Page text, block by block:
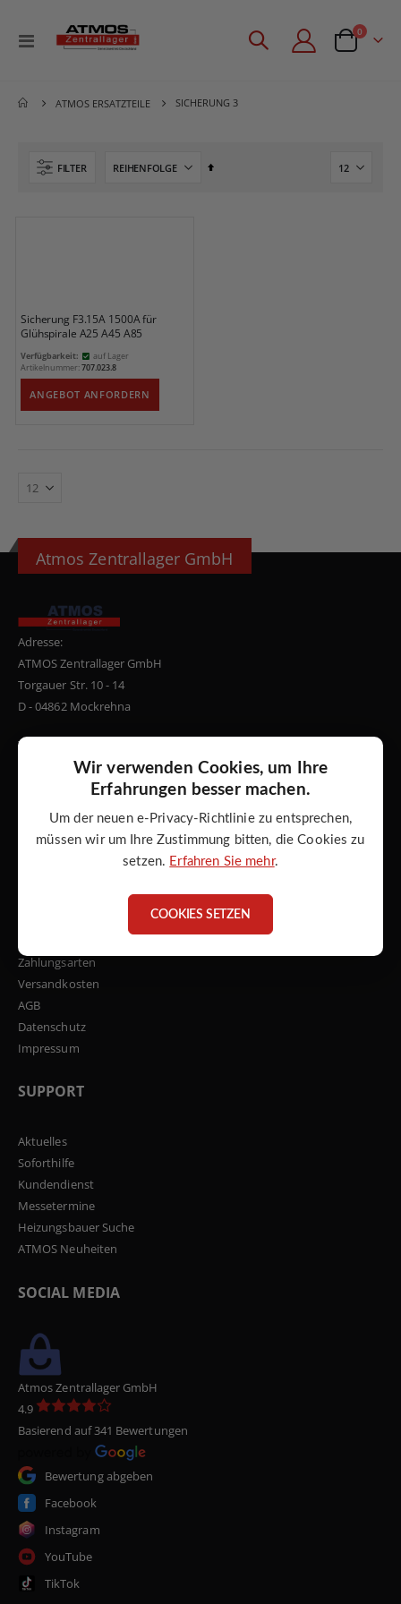
Wir verwenden Cookies, um Ihre
Erfahrungen besser machen.
Um der neuen e-Privacy-Richtlinie zu entsprechen,
müssen wir um Ihre Zustimmung bitten, die Cookies zu
setzen. Erfahren Sie mehr.
COOKIES SETZEN
Navigation
0 Artikel
ATMOS ERSATZTEILE SICHERUNG 3
FILTER
Absteigend
Sicherung F3.15A 1500A für
Glühspirale A25 A45 A85
Verfügbarkeit:
auf Lager
Artikelnummer:707.023.8
ANGEBOT ANFORDERN
Atmos Zentrallager GmbH
Adresse:
ATMOS Zentrallager GmbH
Torgauer Str. 10 - 14
D - 04862 Mockrehna
Telefon:
+49 34244 5946-0
UNTERNEHMEN
Zahlungsarten
Versandkosten
AGB
Datenschutz
Impressum
SUPPORT
Aktuelles
Soforthilfe
Kundendienst
Messetermine
Heizungsbauer Suche
ATMOS Neuheiten
SOCIAL MEDIA
Atmos Zentrallager GmbH
4.9
Basierend auf 341 Bewertungen
Bewertung abgeben
Facebook
Instagram
YouTube
TikTok